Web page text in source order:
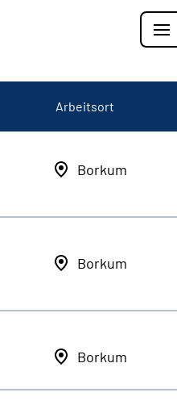
Arbeitsort
Borkum
Borkum
Borkum